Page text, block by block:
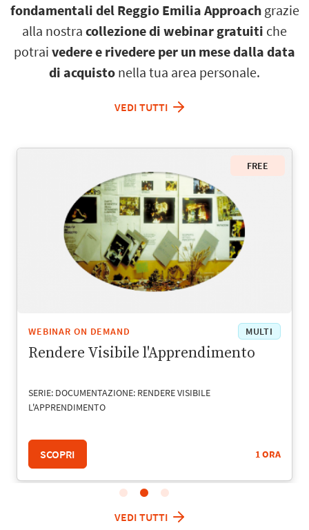
fondamentali del Reggio Emilia Approach grazie
alla nostra collezione di webinar gratuiti che
potrai vedere e rivedere per un mese dalla data
di acquisto nella tua area personale.
VEDI TUTTI
FREE
WEBINAR ON DEMAND MULTI
Rendere Visibile l'Apprendimento
SERIE: DOCUMENTAZIONE: RENDERE VISIBILE
L'APPRENDIMENTO
SCOPRI 1 ORA
VEDI TUTTI